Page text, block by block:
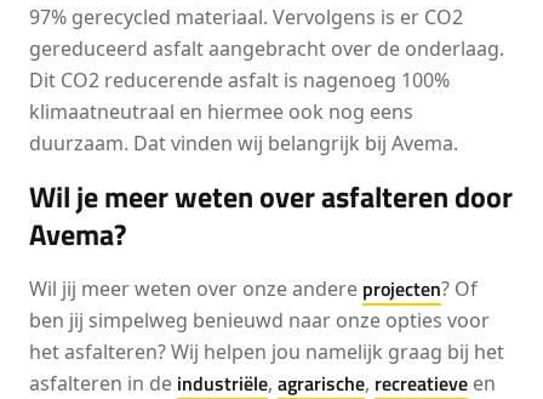
97% gerecycled materiaal. Vervolgens is er CO2
gereduceerd asfalt aangebracht over de onderlaag.
Dit CO2 reducerende asfalt is nagenoeg 100%
klimaatneutraal en hiermee ook nog eens
duurzaam. Dat vinden wij belangrijk bij Avema.
Wil je meer weten over asfalteren door
Avema?
Wil jij meer weten over onze andere projecten? Of
ben jij simpelweg benieuwd naar onze opties voor
het asfalteren? Wij helpen jou namelijk graag bij het
asfalteren in de industriële, agrarische, recreatieve en